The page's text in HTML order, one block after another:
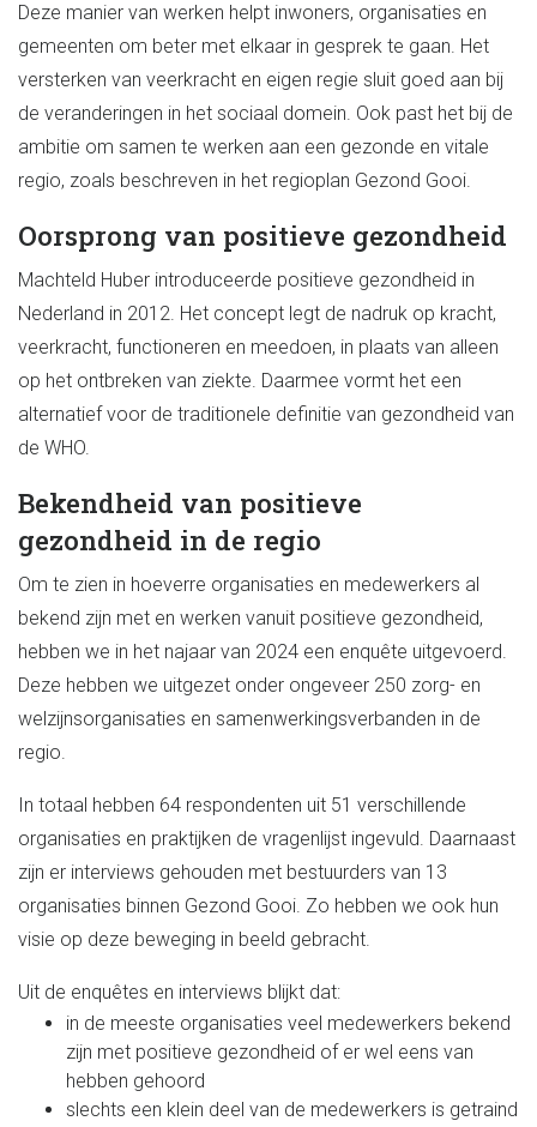
Deze manier van werken helpt inwoners, organisaties en
gemeenten om beter met elkaar in gesprek te gaan. Het
versterken van veerkracht en eigen regie sluit goed aan bij
de veranderingen in het sociaal domein. Ook past het bij de
ambitie om samen te werken aan een gezonde en vitale
regio, zoals beschreven in het regioplan Gezond Gooi.
Oorsprong van positieve gezondheid
Machteld Huber introduceerde positieve gezondheid in
Nederland in 2012. Het concept legt de nadruk op kracht,
veerkracht, functioneren en meedoen, in plaats van alleen
op het ontbreken van ziekte. Daarmee vormt het een
alternatief voor de traditionele definitie van gezondheid van
de WHO.
Bekendheid van positieve
gezondheid in de regio
Om te zien in hoeverre organisaties en medewerkers al
bekend zijn met en werken vanuit positieve gezondheid,
hebben we in het najaar van 2024 een enquête uitgevoerd.
Deze hebben we uitgezet onder ongeveer 250 zorg- en
welzijnsorganisaties en samenwerkingsverbanden in de
regio.
In totaal hebben 64 respondenten uit 51 verschillende
organisaties en praktijken de vragenlijst ingevuld. Daarnaast
zijn er interviews gehouden met bestuurders van 13
organisaties binnen Gezond Gooi. Zo hebben we ook hun
visie op deze beweging in beeld gebracht.
Uit de enquêtes en interviews blijkt dat:
in de meeste organisaties veel medewerkers bekend
zijn met positieve gezondheid of er wel eens van
hebben gehoord
slechts een klein deel van de medewerkers is getraind